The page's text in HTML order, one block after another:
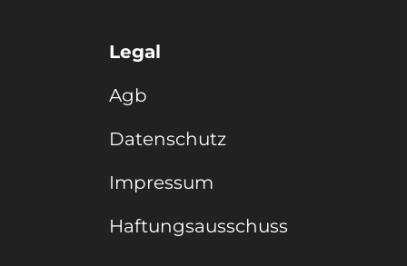
Legal
Agb
Datenschutz
Impressum
Haftungsausschuss